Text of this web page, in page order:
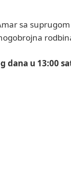
sa
dana u 13:00